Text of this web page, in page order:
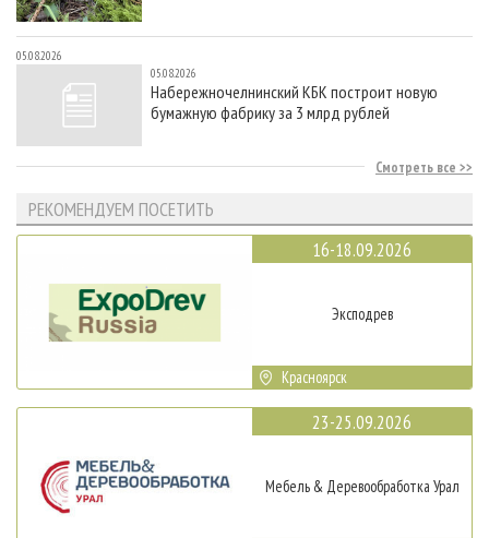
05.08.2026
05.08.2026
Набережночелнинский КБК построит новую
бумажную фабрику за 3 млрд рублей
Смотреть все
РЕКОМЕНДУЕМ ПОСЕТИТЬ
16-18.09.2026
Эксподрев
Красноярск
23-25.09.2026
Мебель & Деревообработка Урал